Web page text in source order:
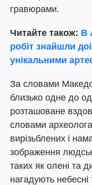
гравюрами.
Читайте також: В
робіт знайшли
унікальними
За словами
близько одне до
розташоване
словами
вирізьблених і
зображення
таких як олені та
нагадують небесні